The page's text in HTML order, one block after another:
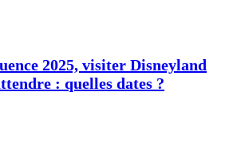
2025, visiter Disneyland
: quelles dates ?